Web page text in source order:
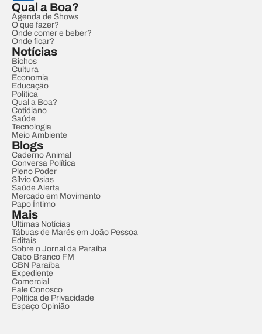
Qual a Boa?
Agenda de Shows
O que fazer?
Onde comer e beber?
Onde ficar?
Notícias
Bichos
Cultura
Economia
Educação
Política
Qual a Boa?
Cotidiano
Saúde
Tecnologia
Meio Ambiente
Blogs
Caderno Animal
Conversa Política
Pleno Poder
Sílvio Osias
Saúde Alerta
Mercado em Movimento
Papo Íntimo
Mais
Últimas Notícias
Tábuas de Marés em João Pessoa
Editais
Sobre o Jornal da Paraíba
Cabo Branco FM
CBN Paraíba
Expediente
Comercial
Fale Conosco
Política de Privacidade
Espaço Opinião